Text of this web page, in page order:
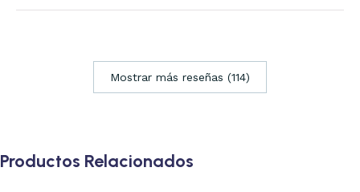
Mostrar más reseñas (114)
Productos Relacionados